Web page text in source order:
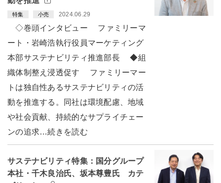
特集 小売 2024.06.29
◇巻頭インタビュー ファミリーマ
ート・岩崎浩執行役員マーケティング
本部サステナビリティ推進部長 ◆組
織体制整え浸透促す ファミリーマー
トは独自性あるサステナビリティの活
動を推進する。同社は環境配慮、地域
や社会貢献、持続的なサプライチェー
ンの追求…続きを読む
サステナビリティ特集：国分グループ
本社・千木良治氏、坂本尊豊氏 カテ